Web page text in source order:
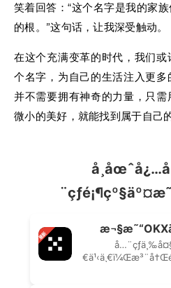
笑着回答：“这个名字是我的家
的根。”这句话，让我深受触动。
在这个充满变革的时代，我们
个名字，为自己的生活注入更
并不需要拥有神奇的力量，只
微小的美好，就能找到属于自己